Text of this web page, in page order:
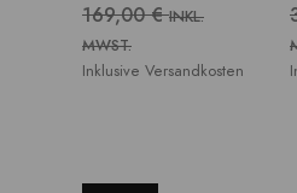
169,00 €INKL.
MWST.
Inklusive Versandkosten